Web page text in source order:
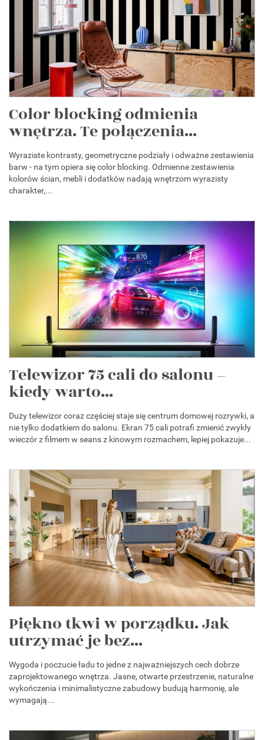
Color blocking odmienia
wnętrza. Te połączenia...
Wyraziste kontrasty, geometryczne podziały i odważne zestawienia
barw - na tym opiera się color blocking. Odmienne zestawienia
kolorów ścian, mebli i dodatków nadają wnętrzom wyrazisty
charakter,...
Telewizor 75 cali do salonu –
kiedy warto...
Duży telewizor coraz częściej staje się centrum domowej rozrywki, a
nie tylko dodatkiem do salonu. Ekran 75 cali potrafi zmienić zwykły
wieczór z filmem w seans z kinowym rozmachem, lepiej pokazuje...
Piękno tkwi w porządku. Jak
utrzymać je bez...
Wygoda i poczucie ładu to jedne z najważniejszych cech dobrze
zaprojektowanego wnętrza. Jasne, otwarte przestrzenie, naturalne
wykończenia i minimalistyczne zabudowy budują harmonię, ale
wymagają...